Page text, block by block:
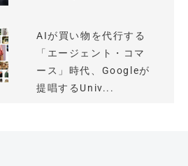
AIが買い物を代行する
「エージェント・コマ
ース」時代、Googleが
提唱するUniv...